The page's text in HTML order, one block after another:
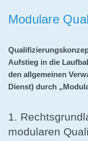
Modulare
Aufstieg in die
den allgemeinen
Dienst) durch
1.
modularen